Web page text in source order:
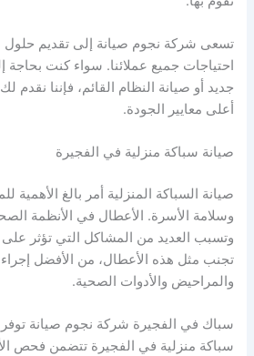
تسعى شركة نجوم صيانة إلى تقديم حلول
احتياجات جميع عملائنا. سواء كنت
جديد أو صيانة النظام القائم، فإننا نقدم
أعلى معايير الجودة.
صيانة سباكة منزلية في الفجيرة
صيانة السباكة المنزلية أمر بالغ الأهمية
وسلامة الأسرة. الأعطال في الأنظمة
وتسبب العديد من المشاكل التي تؤثر على
تجنب مثل هذه الأعطال، من الأفضل إجراء
والمراحيض والأدوات الصحية.
سباك في الفجيرة شركة نجوم صيانة
سباكة منزلية في الفجيرة تتضمن فحص